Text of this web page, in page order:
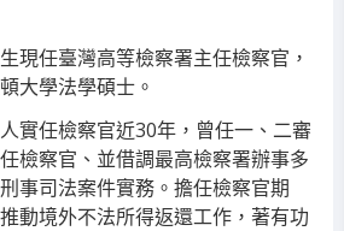
現任臺灣高等檢察署主任檢察官，
大學法學碩士。
實任檢察官近30年，曾任一、二審
檢察官、並借調最高檢察署辦事多
事司法案件實務。擔任檢察官期
動境外不法所得返還工作，著有功